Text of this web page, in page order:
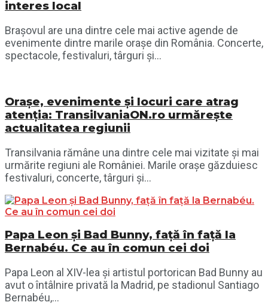
interes local
Brașovul are una dintre cele mai active agende de
evenimente dintre marile orașe din România. Concerte,
spectacole, festivaluri, târguri și...
Orașe, evenimente și locuri care atrag
atenția: TransilvaniaON.ro urmărește
actualitatea regiunii
Transilvania rămâne una dintre cele mai vizitate și mai
urmărite regiuni ale României. Marile orașe găzduiesc
festivaluri, concerte, târguri și...
Papa Leon și Bad Bunny, față în față la
Bernabéu. Ce au în comun cei doi
Papa Leon al XIV-lea și artistul portorican Bad Bunny au
avut o întâlnire privată la Madrid, pe stadionul Santiago
Bernabéu,...